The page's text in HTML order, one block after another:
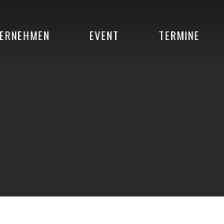
EVENT TERMINE